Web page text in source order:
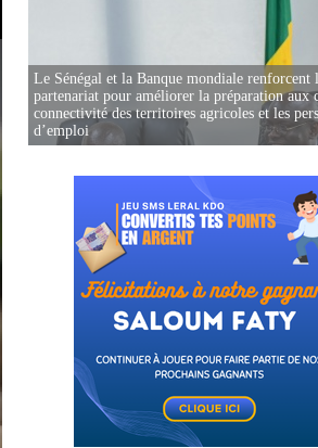
Le Sénégal et la Banque mondiale renforcent
partenariat pour améliorer la préparation aux
connectivité des territoires agricoles et les
d’emploi